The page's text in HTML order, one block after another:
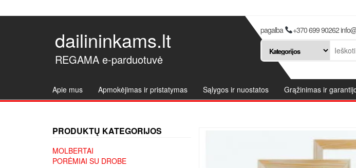
dailininkams.lt
REGAMA e-parduotuvė
pagalba +370 699 90262
Apie mus Apmokėjimas ir pristatymas Sąlygos ir nuostatos Grąžinimas ir
PRODUKTŲ KATEGORIJOS
MOLBERTAI
PORĖMIAI SU DROBE